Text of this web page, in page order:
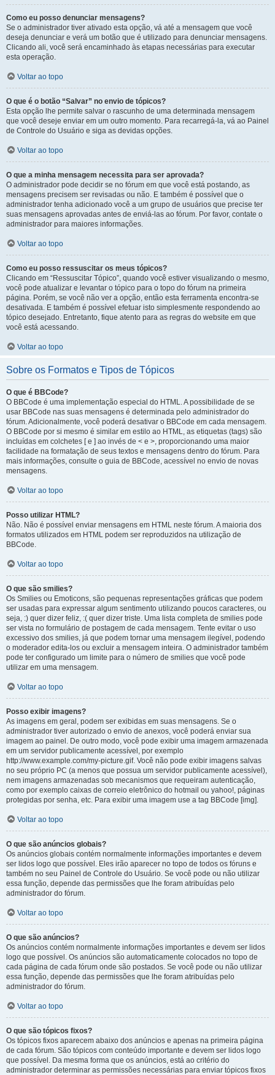
Como eu posso denunciar mensagens?
Se o administrador tiver ativado esta opção, vá até a mensagem que você
deseja denunciar e verá um botão que é utilizado para denunciar mensagens.
Clicando ali, você será encaminhado às etapas necessárias para executar
esta operação.
Voltar ao topo
O que é o botão “Salvar” no envio de tópicos?
Esta opção lhe permite salvar o rascunho de uma determinada mensagem
que você deseje enviar em um outro momento. Para recarregá-la, vá ao Painel
de Controle do Usuário e siga as devidas opções.
Voltar ao topo
O que a minha mensagem necessita para ser aprovada?
O administrador pode decidir se no fórum em que você está postando, as
mensagens precisem ser revisadas ou não. E também é possível que o
administrador tenha adicionado você a um grupo de usuários que precise ter
suas mensagens aprovadas antes de enviá-las ao fórum. Por favor, contate o
administrador para maiores informações.
Voltar ao topo
Como eu posso ressuscitar os meus tópicos?
Clicando em “Ressuscitar Tópico”, quando você estiver visualizando o mesmo,
você pode atualizar e levantar o tópico para o topo do fórum na primeira
página. Porém, se você não ver a opção, então esta ferramenta encontra-se
desativada. E também é possível efetuar isto simplesmente respondendo ao
tópico desejado. Entretanto, fique atento para as regras do website em que
você está acessando.
Voltar ao topo
Sobre os Formatos e Tipos de Tópicos
O que é BBCode?
O BBCode é uma implementação especial do HTML. A possibilidade de se
usar BBCode nas suas mensagens é determinada pelo administrador do
fórum. Adicionalmente, você poderá desativar o BBCode em cada mensagem.
O BBCode por si mesmo é similar em estilo ao HTML, as etiquetas (tags) são
incluídas em colchetes [ e ] ao invés de < e >, proporcionando uma maior
facilidade na formatação de seus textos e mensagens dentro do fórum. Para
mais informações, consulte o guia de BBCode, acessível no envio de novas
mensagens.
Voltar ao topo
Posso utilizar HTML?
Não. Não é possível enviar mensagens em HTML neste fórum. A maioria dos
formatos utilizados em HTML podem ser reproduzidos na utilização de
BBCode.
Voltar ao topo
O que são smilies?
Os Smilies ou Emoticons, são pequenas representações gráficas que podem
ser usadas para expressar algum sentimento utilizando poucos caracteres, ou
seja, :) quer dizer feliz, :( quer dizer triste. Uma lista completa de smilies pode
ser vista no formulário de postagem de cada mensagem. Tente evitar o uso
excessivo dos smilies, já que podem tornar uma mensagem ilegível, podendo
o moderador edita-los ou excluir a mensagem inteira. O administrador também
pode ter configurado um limite para o número de smilies que você pode
utilizar em uma mensagem.
Voltar ao topo
Posso exibir imagens?
As imagens em geral, podem ser exibidas em suas mensagens. Se o
administrador tiver autorizado o envio de anexos, você poderá enviar sua
imagem ao painel. De outro modo, você pode exibir uma imagem armazenada
em um servidor publicamente acessível, por exemplo
http://www.example.com/my-picture.gif. Você não pode exibir imagens salvas
no seu próprio PC (a menos que possua um servidor publicamente acessível),
nem imagens armazenadas sob mecanismos que requeiram autenticação,
como por exemplo caixas de correio eletrônico do hotmail ou yahoo!, páginas
protegidas por senha, etc. Para exibir uma imagem use a tag BBCode [img].
Voltar ao topo
O que são anúncios globais?
Os anúncios globais contém normalmente informações importantes e devem
ser lidos logo que possível. Eles irão aparecer no topo de todos os fóruns e
também no seu Painel de Controle do Usuário. Se você pode ou não utilizar
essa função, depende das permissões que lhe foram atribuídas pelo
administrador do fórum.
Voltar ao topo
O que são anúncios?
Os anúncios contém normalmente informações importantes e devem ser lidos
logo que possível. Os anúncios são automaticamente colocados no topo de
cada página de cada fórum onde são postados. Se você pode ou não utilizar
essa função, depende das permissões que lhe foram atribuídas pelo
administrador do fórum.
Voltar ao topo
O que são tópicos fixos?
Os tópicos fixos aparecem abaixo dos anúncios e apenas na primeira página
de cada fórum. São tópicos com conteúdo importante e devem ser lidos logo
que possível. Da mesma forma que os anúncios, está ao critério do
administrador determinar as permissões necessárias para enviar tópicos fixos